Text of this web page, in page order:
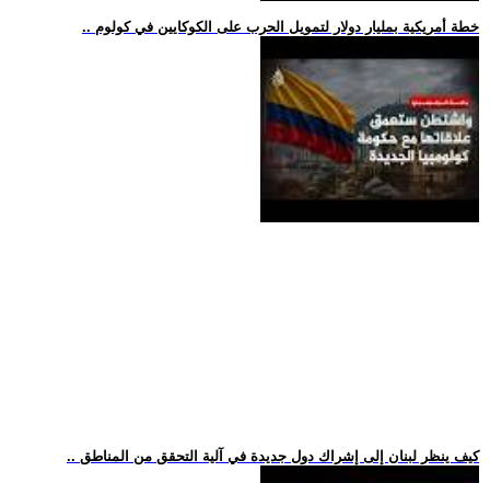
.. خطة أمريكية بمليار دولار لتمويل الحرب على الكوكايين في كولوم
.. كيف ينظر لبنان إلى إشراك دول جديدة في آلية التحقق من المناطق